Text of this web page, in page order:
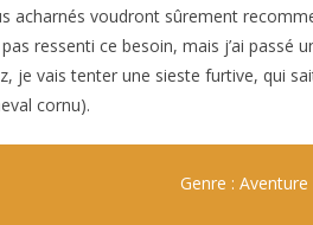
acharnés voudront sûrement
ressenti ce besoin, mais j’ai
je vais tenter une sieste furtive, qui
cornu).
Genre : Aventure